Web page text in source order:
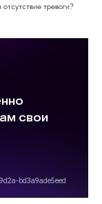
тревоги?